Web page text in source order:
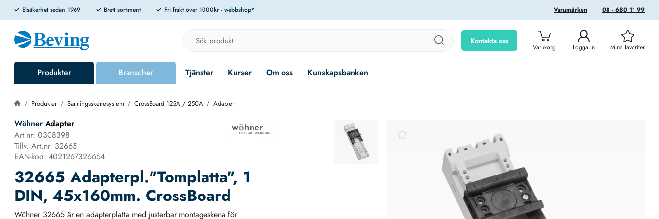
Elsäkerhet sedan 1969 Brett sortiment Fri frakt över 1000kr - webbshop* 08 - 680 11 99
Varumärken
Kontakta oss
Varukorg Logga In Mina favoriter
Produkter Branscher Tjänster Kurser Om oss Kunskapsbanken
Produkter Samlingsskenesystem CrossBoard 125A / 250A Adapter
Wöhner Adapter
Art.nr: 0308398
Tillv. Art.nr: 32665
EAN-kod: 4021267326654
32665 Adapterpl."Tomplatta", 1
DIN, 45x160mm. CrossBoard
Wöhner 32665 är en adapterplatta med justerbar montageskena för